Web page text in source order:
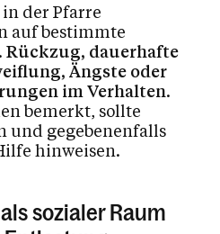
der Pfarre
auf bestimmte
Rückzug, dauerhafte
Ängste oder
im Verhalten.
bemerkt, sollte
und gegebenenfalls
hinweisen.
sozialer Raum